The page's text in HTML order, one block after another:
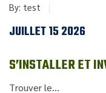
By: test
JUILLET 15 2026
S’INSTALLER ET
EXPATRIÉS
Trouver le...